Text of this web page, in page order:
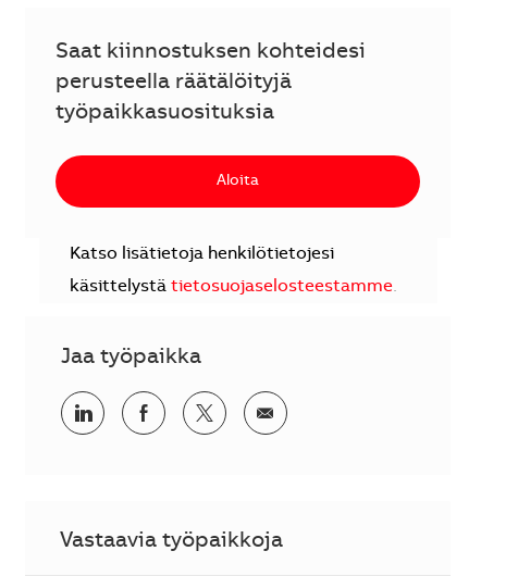
Saat kiinnostuksen kohteidesi
perusteella räätälöityjä
työpaikkasuosituksia
Aloita
Katso lisätietoja henkilötietojesi
käsittelystä tietosuojaselosteestamme.
Jaa työpaikka
Jaa LinkedInissäJaa Facebookissa
Jaa TwitterissäJaa sähköpostilla
Vastaavia työpaikkoja